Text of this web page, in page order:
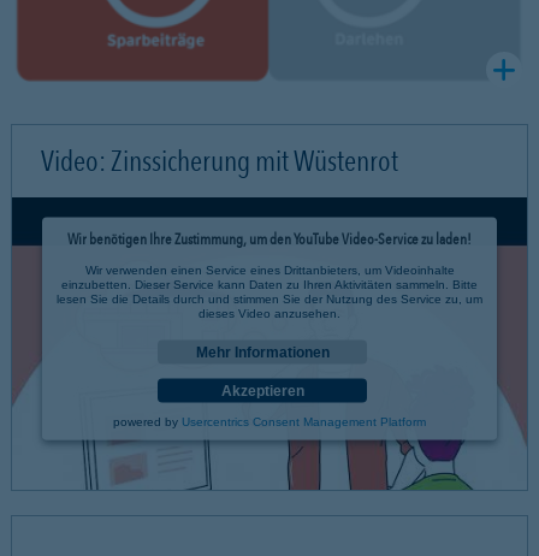
Video: Zinssicherung mit Wüstenrot
Wir benötigen Ihre Zustimmung, um den YouTube Video-Service zu laden!
Wir verwenden einen Service eines Drittanbieters, um Videoinhalte
einzubetten. Dieser Service kann Daten zu Ihren Aktivitäten sammeln. Bitte
lesen Sie die Details durch und stimmen Sie der Nutzung des Service zu, um
dieses Video anzusehen.
Mehr Informationen
Akzeptieren
powered by Usercentrics Consent Management Platform